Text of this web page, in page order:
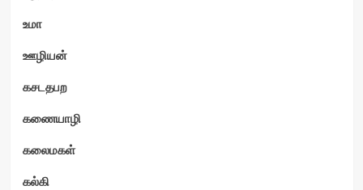
உமா
ஊழியன்
கசடதபற
கணையாழி
கலைமகள்
கல்கி